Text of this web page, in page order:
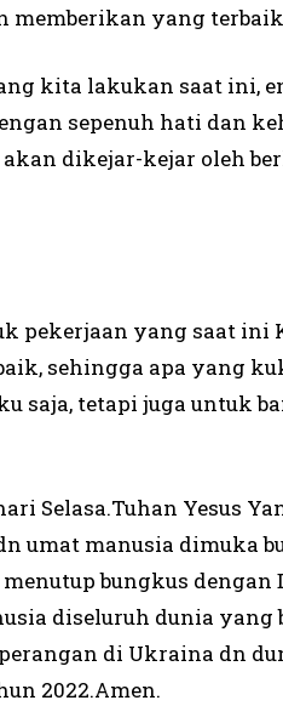
yang
kita lakukan saat ini,
sepenuh hati dan
dikejar-kejar oleh
pekerjaan yang saat ini
sehingga apa yang
saja, tetapi juga untuk
Selasa.Tuhan Yesus
umat manusia dimuka
bungkus dengan
diseluruh dunia yang
di Ukraina dn
2022.Amen.